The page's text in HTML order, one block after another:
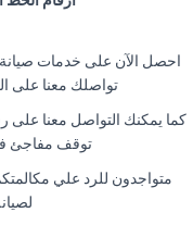
احصل الآن على خدمات صيانة
تواصلك معنا على
كما يمكنك التواصل معنا
توقف مفاجئ
متواجدون للرد علي